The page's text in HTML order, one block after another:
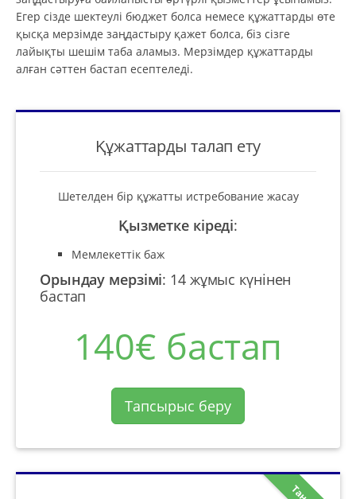
Егер сізде шектеулі бюджет болса немесе құжаттарды өте
қысқа мерзімде заңдастыру қажет болса, біз сізге
лайықты шешім таба аламыз. Мерзімдер құжаттарды
алған сәттен бастап есептеледі.
Құжаттарды талап ету
Шетелден бір құжатты истребование жасау
Қызметке кіреді:
Мемлекеттік баж
Орындау мерзімі: 14 жұмыс күнінен
бастап
140€ бастап
Тапсырыс беру